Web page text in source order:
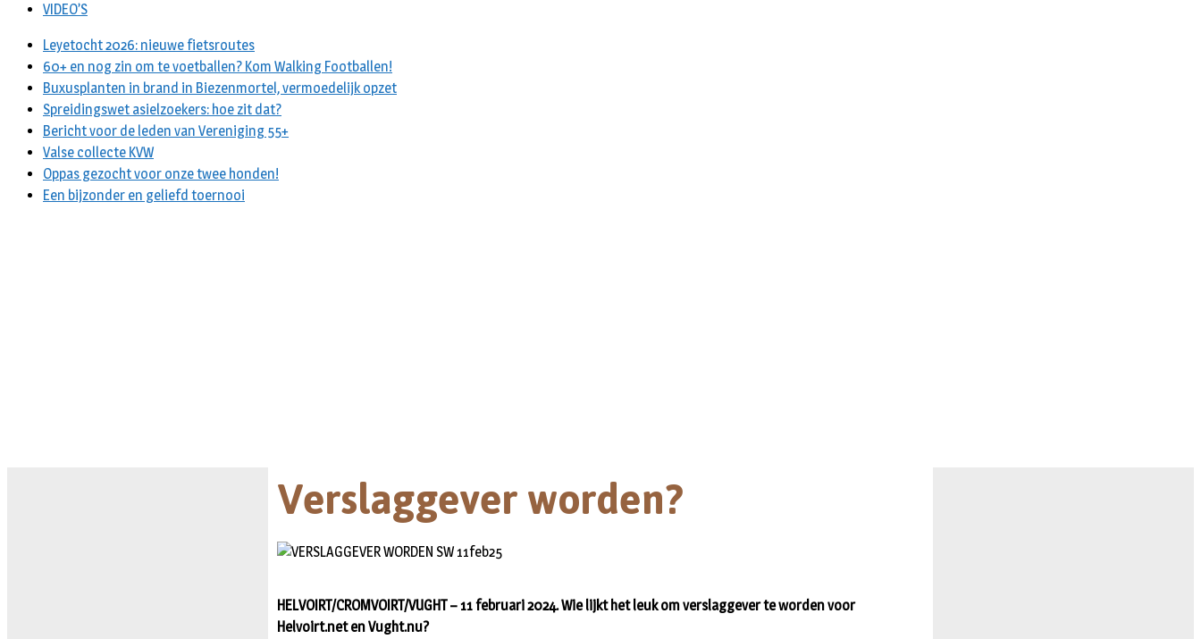
VIDEO’S
Leyetocht 2026: nieuwe fietsroutes
60+ en nog zin om te voetballen? Kom Walking Footballen!
Buxusplanten in brand in Biezenmortel, vermoedelijk opzet
Spreidingswet asielzoekers: hoe zit dat?
Bericht voor de leden van Vereniging 55+
Valse collecte KVW
Oppas gezocht voor onze twee honden!
Een bijzonder en geliefd toernooi
Verslaggever worden?
HELVOIRT/CROMVOIRT/VUGHT – 11 februari 2024. Wie lijkt het leuk om verslaggever te worden voor
Helvoirt.net en Vught.nu?